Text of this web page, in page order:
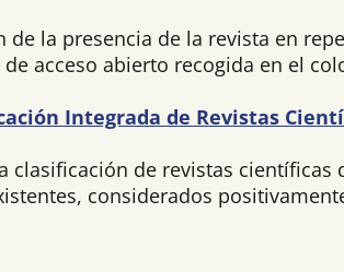
la presencia de la revista en
acceso abierto recogida en el
Integrada de Revistas
clasificación de revistas
considerados